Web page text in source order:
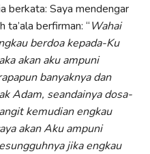
berkata: Saya mendengar
berfirman: “Wahai
berdoa kepada-Ku
akan aku ampuni
banyaknya dan
Adam, seandainya dosa-
kemudian engkau
akan Aku ampuni
jika engkau